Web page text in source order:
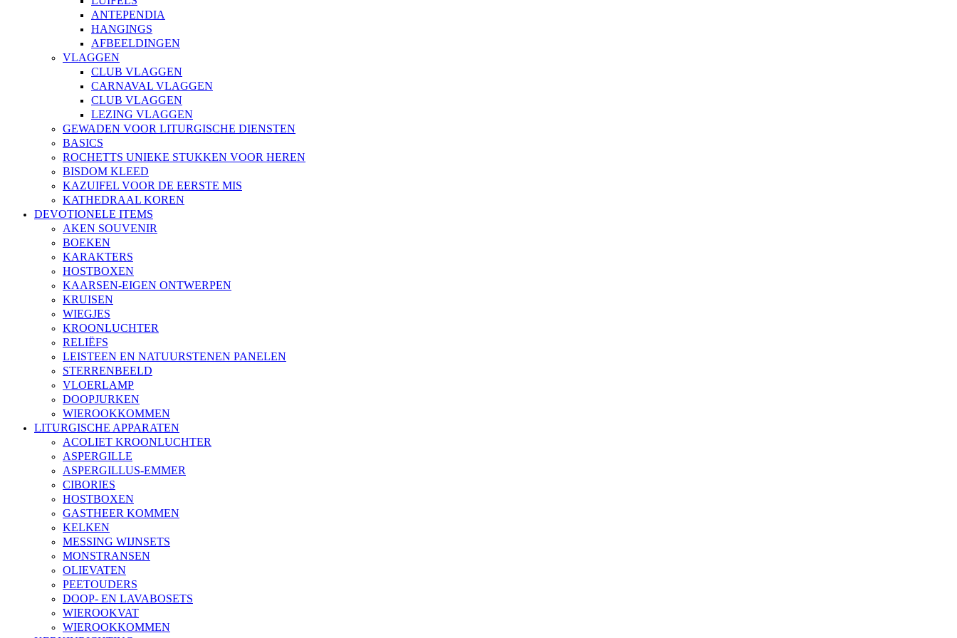
ANTEPENDIA
HANGINGS
AFBEELDINGEN
VLAGGEN
CLUB VLAGGEN
CARNAVAL VLAGGEN
CLUB VLAGGEN
LEZING VLAGGEN
GEWADEN VOOR LITURGISCHE DIENSTEN
BASICS
ROCHETTS UNIEKE STUKKEN VOOR HEREN
BISDOM KLEED
KAZUIFEL VOOR DE EERSTE MIS
KATHEDRAAL KOREN
DEVOTIONELE ITEMS
AKEN SOUVENIR
BOEKEN
KARAKTERS
HOSTBOXEN
KAARSEN-EIGEN ONTWERPEN
KRUISEN
WIEGJES
KROONLUCHTER
RELIËFS
LEISTEEN EN NATUURSTENEN PANELEN
STERRENBEELD
VLOERLAMP
DOOPJURKEN
WIEROOKKOMMEN
LITURGISCHE APPARATEN
ACOLIET KROONLUCHTER
ASPERGILLE
ASPERGILLUS-EMMER
CIBORIES
HOSTBOXEN
GASTHEER KOMMEN
KELKEN
MESSING WIJNSETS
MONSTRANSEN
OLIEVATEN
PEETOUDERS
DOOP- EN LAVABOSETS
WIEROOKVAT
WIEROOKKOMMEN